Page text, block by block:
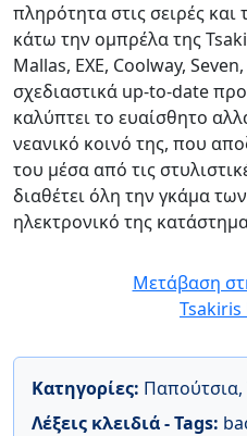
πληρότητα στις σειρές
κάτω την ομπρέλα της
Mallas, EXE, Coolway,
σχεδιαστικά up-to-date
καλύπτει το ευαίσθητο
νεανικό κοινό της, που
του μέσα από τις
διαθέτει όλη την γκάμα
ηλεκτρονικό της
Μετάβαση
Tsakiris
Κατηγορίες: Παπούτσια,
Λέξεις κλειδιά - Tags: